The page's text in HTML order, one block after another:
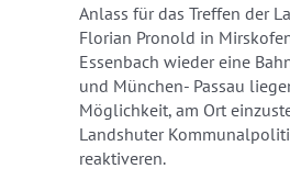
Anlass für das Treffen der
Florian Pronold in
Essenbach wieder eine
und München- Passau
Möglichkeit, am Ort
Landshuter
reaktiveren.